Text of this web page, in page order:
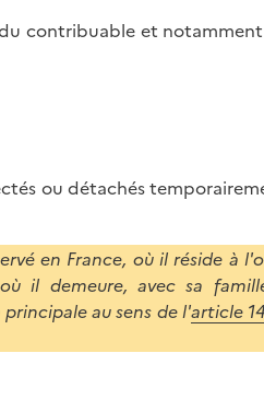
contribuable et
ou détachés
en France, où il réside à
il demeure, avec sa
au sens de l'article